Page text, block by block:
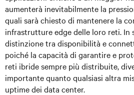
aumenterà inevitabilmente la
quali sarà chiesto di mantenere la
infrastrutture edge delle loro reti. In
distinzione tra disponibilità e
poiché la capacità di garantire e
reti ibride sempre più distribuite,
importante quanto qualsiasi altra
uptime dei data center.